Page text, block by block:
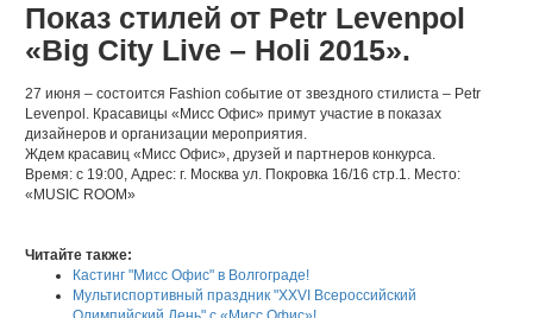
About pageant
Participants
Gallery
Показ стилей от Petr Levenpol
«Big City Live – Holi 2015».
27 июня – состоится Fashion событие от звездного стилиста – Petr
Levenpol. Красавицы «Мисс Офис» примут участие в показах
дизайнеров и организации мероприятия.
Ждем красавиц «Мисс Офис», друзей и партнеров конкурса.
Время: с 19:00, Адрес: г. Москва ул. Покровка 16/16 стр.1. Место:
«MUSIC ROOM»
Читайте также:
Кастинг "Мисс Офис" в Волгограде!
Мультиспортивный праздник "XXVI Всероссийский